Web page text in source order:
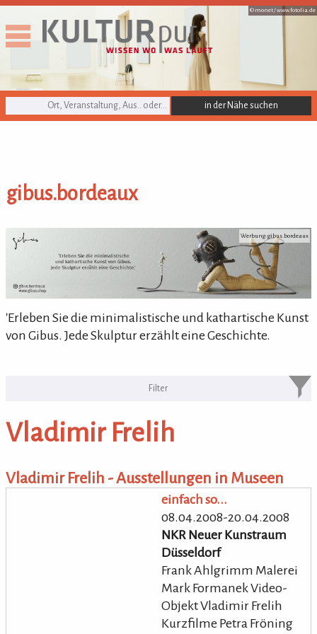
© monet /www.fotolia.de
KULTURpur Suche
gibus.bordeaux
gibus.bordeaux Werbung: gibus.bordeaux
'Erleben Sie die minimalistische und kathartische Kunst
von Gibus. Jede Skulptur erzählt eine Geschichte.
KULTURpur Bildende Künstler von
Vladimir Frelih
Vladimir Frelih - Ausstellungen in Museen
einfach so...
08.04.2008-20.04.2008
NKR Neuer Kunstraum
Düsseldorf
Frank Ahlgrimm Malerei
Mark Formanek Video-
Objekt Vladimir Frelih
Kurzfilme Petra Fröning